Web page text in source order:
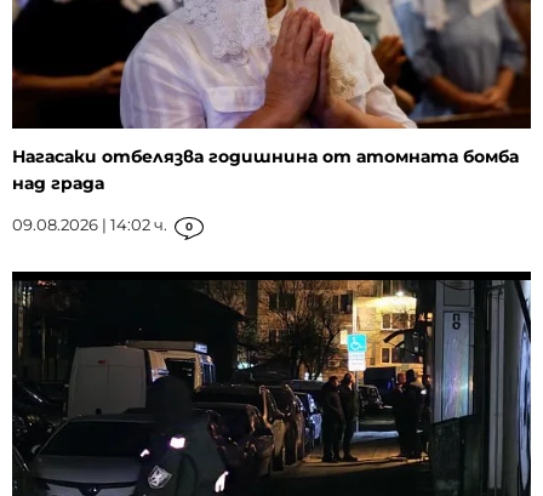
Нагасаки отбелязва годишнина от атомната бомба
над града
09.08.2026 | 14:02 ч. 0